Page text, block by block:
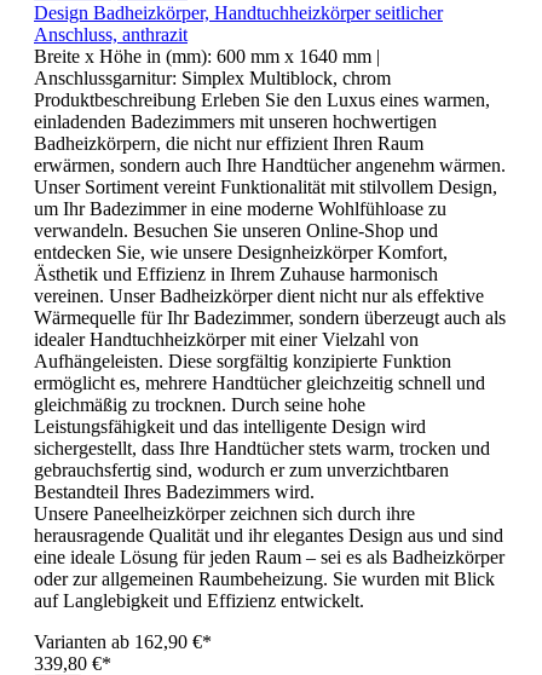
Design Badheizkörper, Handtuchheizkörper seitlicher
Anschluss, anthrazit
Breite x Höhe in (mm): 600 mm x 1640 mm |
Anschlussgarnitur: Simplex Multiblock, chrom
Produktbeschreibung Erleben Sie den Luxus eines warmen,
einladenden Badezimmers mit unseren hochwertigen
Badheizkörpern, die nicht nur effizient Ihren Raum
erwärmen, sondern auch Ihre Handtücher angenehm wärmen.
Unser Sortiment vereint Funktionalität mit stilvollem Design,
um Ihr Badezimmer in eine moderne Wohlfühloase zu
verwandeln. Besuchen Sie unseren Online-Shop und
entdecken Sie, wie unsere Designheizkörper Komfort,
Ästhetik und Effizienz in Ihrem Zuhause harmonisch
vereinen. Unser Badheizkörper dient nicht nur als effektive
Wärmequelle für Ihr Badezimmer, sondern überzeugt auch als
idealer Handtuchheizkörper mit einer Vielzahl von
Aufhängeleisten. Diese sorgfältig konzipierte Funktion
ermöglicht es, mehrere Handtücher gleichzeitig schnell und
gleichmäßig zu trocknen. Durch seine hohe
Leistungsfähigkeit und das intelligente Design wird
sichergestellt, dass Ihre Handtücher stets warm, trocken und
gebrauchsfertig sind, wodurch er zum unverzichtbaren
Bestandteil Ihres Badezimmers wird.
Unsere Paneelheizkörper zeichnen sich durch ihre
herausragende Qualität und ihr elegantes Design aus und sind
eine ideale Lösung für jeden Raum – sei es als Badheizkörper
oder zur allgemeinen Raumbeheizung. Sie wurden mit Blick
auf Langlebigkeit und Effizienz entwickelt.
Varianten ab 162,90 €*
339,80 €*